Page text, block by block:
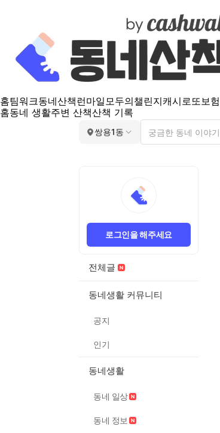
홈팀워크동네산책 런마일모두의챌린지캐시로또보험
홈동네 생활주변 산책산책 기록
쌍용1동
로그인을 해주세요
전체글
동네생활 커뮤니티
공지
인기
동네생활
동네 일상
동네 정보